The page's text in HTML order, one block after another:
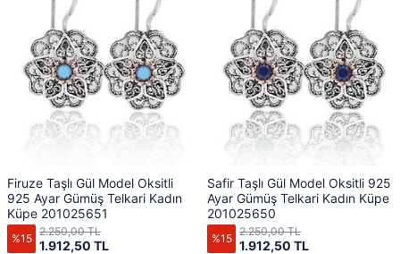
Firuze Taşlı Gül Model Oksitli
925 Ayar Gümüş Telkari Kadın
Küpe 201025651
%15 1.912,50 TL
2.250,00 TL
Safir Taşlı Gül Model Oksitli 925
Ayar Gümüş Telkari Kadın Küpe
201025650
%15 1.912,50 TL
2.250,00 TL